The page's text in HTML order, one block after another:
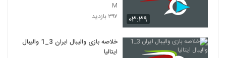
۰۳:۳۹
M
۳۹۷ بازدید
خلاصه بازی والیبال ایران 3_1 والیبال
ایتالیا